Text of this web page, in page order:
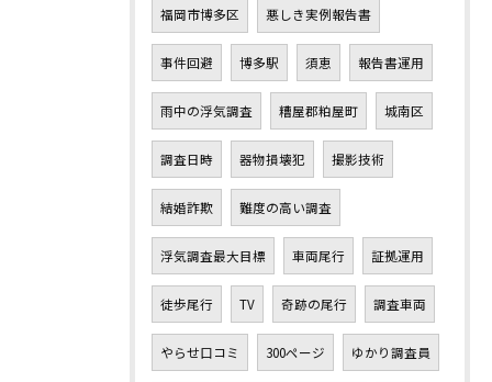
福岡市博多区 悪しき実例報告書
事件回避 博多駅 須恵 報告書運用
雨中の浮気調査 糟屋郡粕屋町 城南区
調査日時 器物損壊犯 撮影技術
結婚詐欺 難度の高い調査
浮気調査最大目標 車両尾行 証拠運用
徒歩尾行 TV 奇跡の尾行 調査車両
やらせ口コミ 300ページ ゆかり調査員